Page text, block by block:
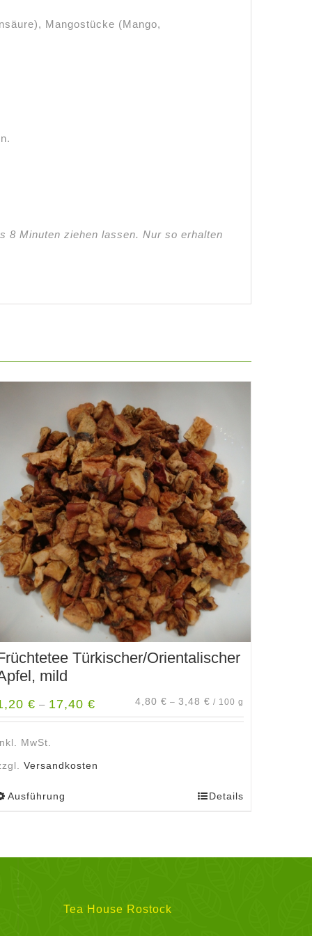
Mangostücke (Mango,
8 Minuten ziehen lassen. Nur so erhalten
Türkischer/Orientalischer
mild
€ – 17,40€ 4,80 € – 3,48 € / 100 g
MwSt.
Versandkosten
Ausführung
Die
Details
Tea House Rostock